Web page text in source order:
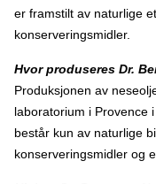
er framstilt av naturlige
konserveringsmidler.
Hvor produseres Dr.
Produksjonen av
laboratorium i Provence
består kun av naturlige
konserveringsmidler og